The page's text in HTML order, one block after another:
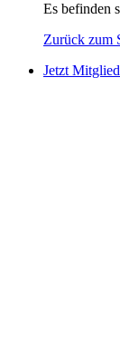
Es befinden
Zurück zum
Jetzt